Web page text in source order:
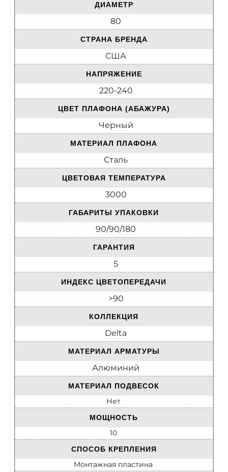
ДИАМЕТР
80
СТРАНА БРЕНДА
США
НАПРЯЖЕНИЕ
220-240
ЦВЕТ ПЛАФОНА (АБАЖУРА)
Черный
МАТЕРИАЛ ПЛАФОНА
Сталь
ЦВЕТОВАЯ ТЕМПЕРАТУРА
3000
ГАБАРИТЫ УПАКОВКИ
90/90/180
ГАРАНТИЯ
5
ИНДЕКС ЦВЕТОПЕРЕДАЧИ
>90
КОЛЛЕКЦИЯ
Delta
МАТЕРИАЛ АРМАТУРЫ
Алюминий
МАТЕРИАЛ ПОДВЕСОК
Нет
МОЩНОСТЬ
10
СПОСОБ КРЕПЛЕНИЯ
Монтажная пластина